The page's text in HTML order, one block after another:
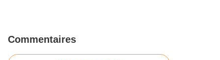
Commentaires